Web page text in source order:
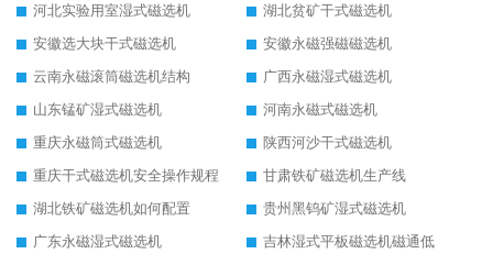
河北实验用室湿式磁选机
湖北贫矿干式磁选机
安徽选大块干式磁选机
安徽永磁强磁磁选机
云南永磁滚筒磁选机结构
广西永磁湿式磁选机
山东锰矿湿式磁选机
河南永磁式磁选机
重庆永磁筒式磁选机
陕西河沙干式磁选机
重庆干式磁选机安全操作规程
甘肃铁矿磁选机生产线
湖北铁矿磁选机如何配置
贵州黑钨矿湿式磁选机
广东永磁湿式磁选机
吉林湿式平板磁选机磁通低